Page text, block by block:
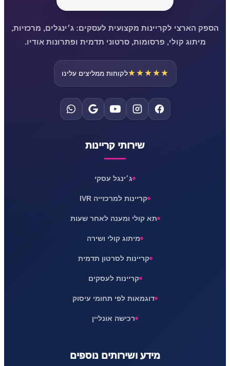
הספק הארצי לקריינות מקצועית לעסקים: ג׳ינגלים, מרכזיות,
מיתוג קולי, פרסומות, סרטוני תדמית ופתרונות אודיו.
★★★★★לקוחות ממליצים עלינו
שירותי קריינות
ג׳ינגל עסקי
קריינות למרכזייה IVR
תא קולי ומענה לאחר שעות
מיתוג קולי ושירה
קריינות לסרטון תדמית
קריינות לעסקים
דוגמאות לפי תחומי עיסוק
רכישה אונליין
מידע ושירותים נוספים